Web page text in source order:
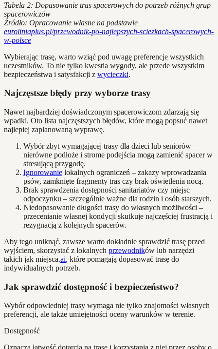
Tabela 2: Dopasowanie tras spacerowych do potrzeb różnych grup
spacerowiczów
Źródło: Opracowanie własne na podstawie
euroliniaplus.pl/przewodnik-po-najlepszych-sciezkach-spacerowych-
w-polsce
Wybierając trasę, warto wziąć pod uwagę preferencje wszystkich
uczestników. To nie tylko kwestia wygody, ale przede wszystkim
bezpieczeństwa i satysfakcji z wycieczki.
Najczęstsze błędy przy wyborze trasy
Nawet najbardziej doświadczonym spacerowiczom zdarzają się
wpadki. Oto lista najczęstszych błędów, które mogą popsuć nawet
najlepiej zaplanowaną wyprawę.
Wybór zbyt wymagającej trasy dla dzieci lub seniorów –
nierówne podłoże i strome podejścia mogą zamienić spacer w
stresującą przygodę.
Ignorowanie lokalnych ograniczeń – zakazy wprowadzania
psów, zamknięte fragmenty tras czy brak oświetlenia nocą.
Brak sprawdzenia dostępności sanitariatów czy miejsc
odpoczynku – szczególnie ważne dla rodzin i osób starszych.
Niedopasowanie długości trasy do własnych możliwości –
przecenianie własnej kondycji skutkuje najczęściej frustracją i
rezygnacją z kolejnych spacerów.
Aby tego uniknąć, zawsze warto dokładnie sprawdzić trasę przed
wyjściem, skorzystać z lokalnych przewodników lub narzędzi
takich jak miejsca.ai, które pomagają dopasować trasę do
indywidualnych potrzeb.
Jak sprawdzić dostępność i bezpieczeństwo?
Wybór odpowiedniej trasy wymaga nie tylko znajomości własnych
preferencji, ale także umiejętności oceny warunków w terenie.
Dostępność